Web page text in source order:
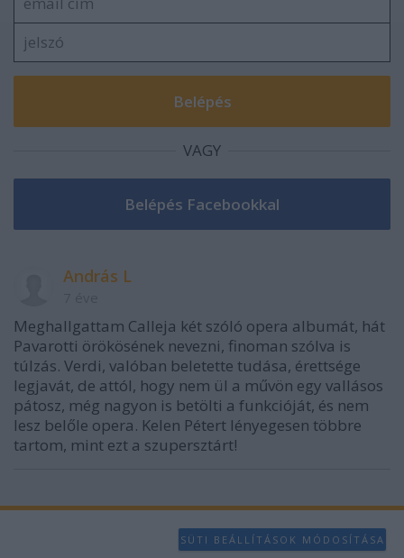
VAGY
András L
Meghallgattam Calleja két szóló opera albumát, hát
Pavarotti örökösének nevezni, finoman szólva is
túlzás. Verdi, valóban beletette tudása, érettsége
legjavát, de attól, hogy nem ül a művön egy vallásos
pátosz, még nagyon is betölti a funkcióját, és nem
lesz belőle opera. Kelen Pétert lényegesen többre
tartom, mint ezt a szupersztárt!
SÜTI BEÁLLÍTÁSOK MÓDOSÍTÁSA